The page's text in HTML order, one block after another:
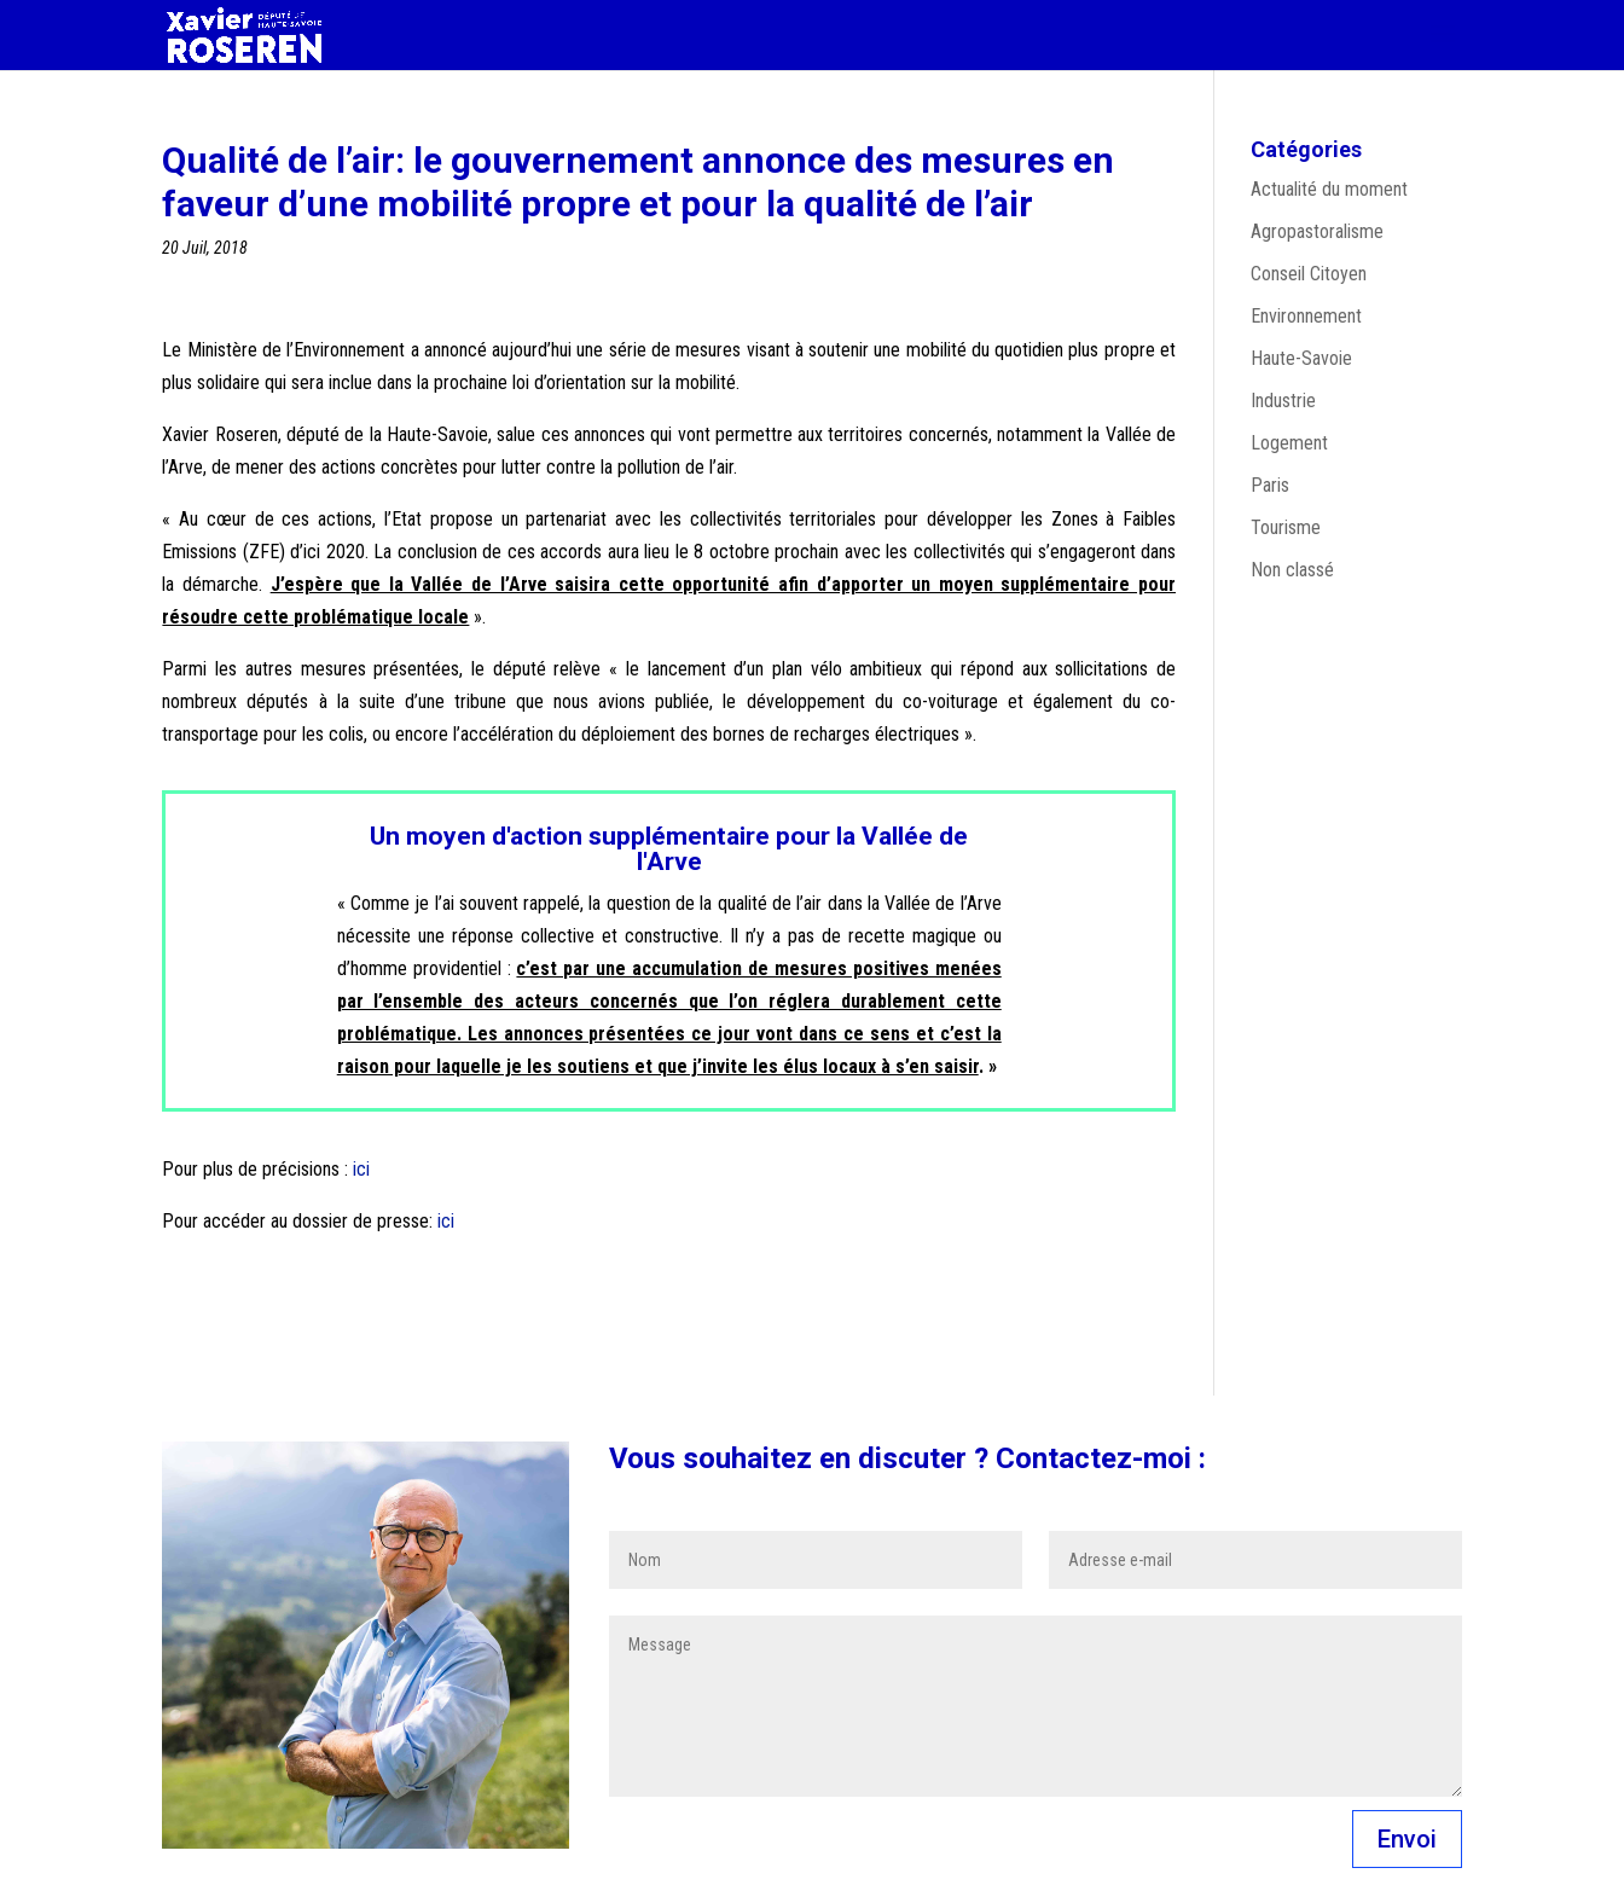
Qualité de l’air: le gouvernement annonce des mesures en
faveur d’une mobilité propre et pour la qualité de l’air
20 Juil, 2018
Le Ministère de l’Environnement a annoncé aujourd’hui une série de mesures visant à soutenir une mobilité du quotidien plus propre et
plus solidaire qui sera inclue dans la prochaine loi d’orientation sur la mobilité.
Xavier Roseren, député de la Haute-Savoie, salue ces annonces qui vont permettre aux territoires concernés, notamment la Vallée de
l’Arve, de mener des actions concrètes pour lutter contre la pollution de l’air.
« Au cœur de ces actions, l’Etat propose un partenariat avec les collectivités territoriales pour développer les Zones à Faibles
Emissions (ZFE) d’ici 2020. La conclusion de ces accords aura lieu le 8 octobre prochain avec les collectivités qui s’engageront dans
la démarche. J’espère que la Vallée de l’Arve saisira cette opportunité afin d’apporter un moyen supplémentaire pour
résoudre cette problématique locale ».
Parmi les autres mesures présentées, le député relève « le lancement d’un plan vélo ambitieux qui répond aux sollicitations de
nombreux députés à la suite d’une tribune que nous avions publiée, le développement du co-voiturage et également du co-
transportage pour les colis, ou encore l’accélération du déploiement des bornes de recharges électriques ».
Un moyen d'action supplémentaire pour la Vallée de
l'Arve
« Comme je l’ai souvent rappelé, la question de la qualité de l’air dans la Vallée de l’Arve
nécessite une réponse collective et constructive. Il n’y a pas de recette magique ou
d’homme providentiel : c’est par une accumulation de mesures positives menées
par l’ensemble des acteurs concernés que l’on réglera durablement cette
problématique. Les annonces présentées ce jour vont dans ce sens et c’est la
raison pour laquelle je les soutiens et que j’invite les élus locaux à s’en saisir. »
Pour plus de précisions :ici
Pour accéder au dossier de presse:ici
Catégories
Actualité du moment
Agropastoralisme
Conseil Citoyen
Environnement
Haute-Savoie
Industrie
Logement
Paris
Tourisme
Non classé
Vous souhaitez en discuter ? Contactez-moi :
Envoi